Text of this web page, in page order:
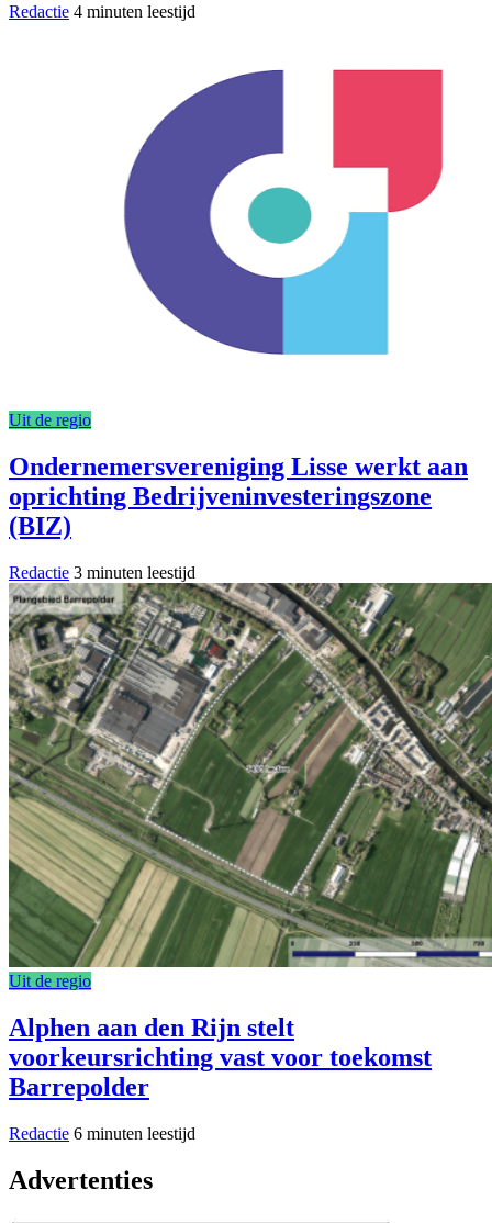
Redactie 4 minuten leestijd
Uit de regio
Ondernemersvereniging Lisse werkt aan
oprichting Bedrijveninvesteringszone
(BIZ)
Redactie 3 minuten leestijd
Uit de regio
Alphen aan den Rijn stelt
voorkeursrichting vast voor toekomst
Barrepolder
Redactie 6 minuten leestijd
Advertenties